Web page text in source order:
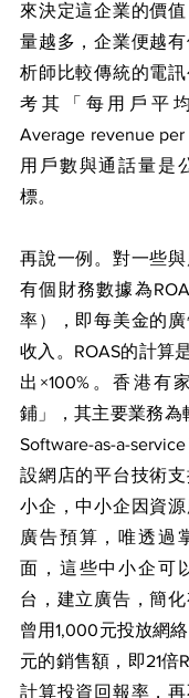
來決定這企業的價
量越多，企業便越
析師比較傳統的電
考其「每用戶平
Average revenue
用戶數與通話量是
標。
再說一例。對一些與
有個財務數據為
率），即每美金的
收入。ROAS的計算
出×100%。香港有
鋪」，其主要業務為
Software-as-a-
設網店的平台技術
小企，中小企因資
廣告預算，唯透過
面，這些中小企可
台，建立廣告，簡
曾用1,000元投放網
元的銷售額，即21倍
計算投資回報率，